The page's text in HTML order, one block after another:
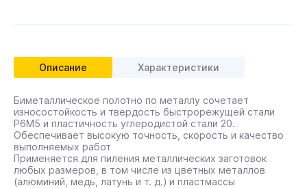
Описание Характеристики
Биметаллическое полотно по металлу сочетает
износостойкость и твердость быстрорежущей стали
Р6М5 и пластичность углеродистой стали 20.
Обеспечивает высокую точность, скорость и качество
выполняемых работ
Применяется для пиления металлических заготовок
любых размеров, в том числе из цветных металлов
(алюминий, медь, латунь и т. д.) и пластмассы